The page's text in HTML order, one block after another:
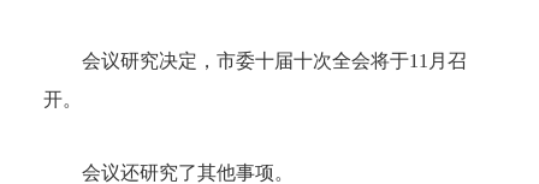
会议研究决定，市委十届十次全会将于11月召
开。
会议还研究了其他事项。